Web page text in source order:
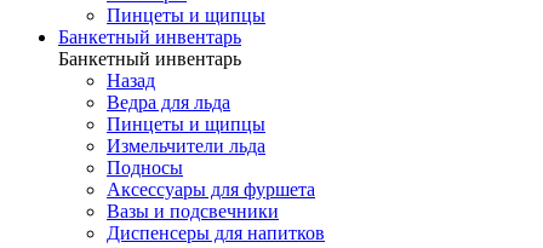
Пинцеты и щипцы
Банкетный инвентарь
Банкетный инвентарь
Назад
Ведра для льда
Пинцеты и щипцы
Измельчители льда
Подносы
Аксессуары для фуршета
Вазы и подсвечники
Диспенсеры для напитков